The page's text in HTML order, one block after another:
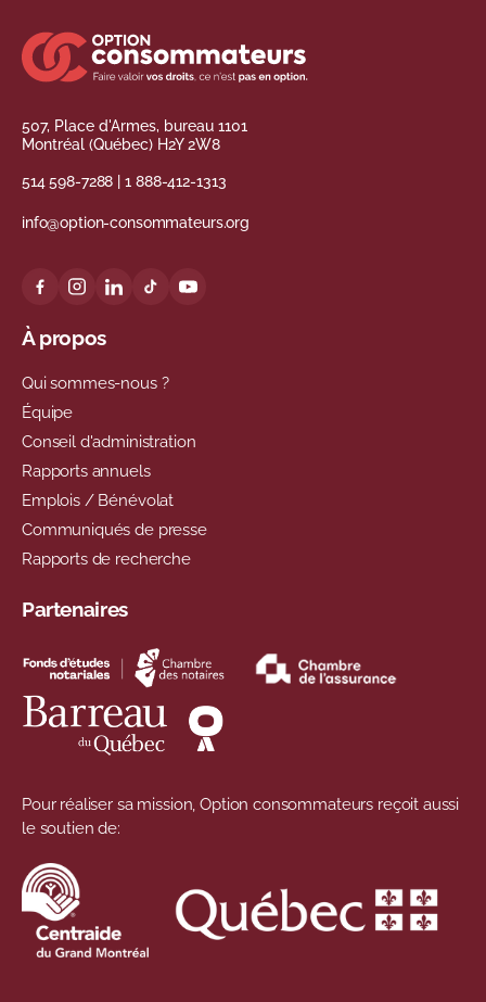
507, Place d'Armes, bureau 1101
Montréal (Québec) H2Y 2W8
514 598-7288 |1 888-412-1313
info@option-consommateurs.org
À propos
Qui sommes-nous ?
Équipe
Conseil d'administration
Rapports annuels
Emplois / Bénévolat
Communiqués de presse
Rapports de recherche
Partenaires
Pour réaliser sa mission, Option consommateurs reçoit aussi
le soutien de: